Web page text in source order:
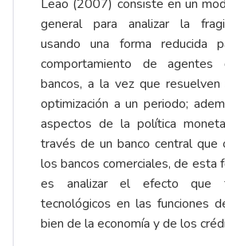
Leao (2007) consiste en un
general para analizar la
usando una forma reducida
comportamiento de
bancos, a la vez que
optimización a un periodo;
aspectos de la política
través de un banco central que
los bancos comerciales, de esta
es analizar el efecto que
tecnológicos en las funciones
bien de la economía y de los